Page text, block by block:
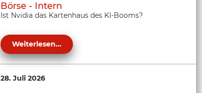
Börse - Intern
Ist Nvidia das Kartenhaus des KI-Booms?
Weiterlesen...
28. Juli 2026